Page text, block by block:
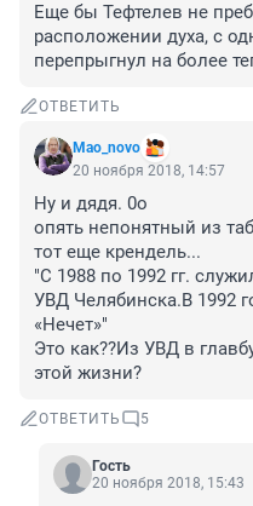
Еще бы Тефтелев не
расположении духа, с
перепрыгнул на более
ОТВЕТИТЬ
Mao_novo
20 ноября 2018, 14:57
Ну и дядя. 0о
опять непонятный из
тот еще крендель...
"С 1988 по 1992 гг.
УВД Челябинска.В 1992
«Нечет»"
Это как??Из УВД в
этой жизни?
ОТВЕТИТЬ 5
Гость
20 ноября 2018, 15:43